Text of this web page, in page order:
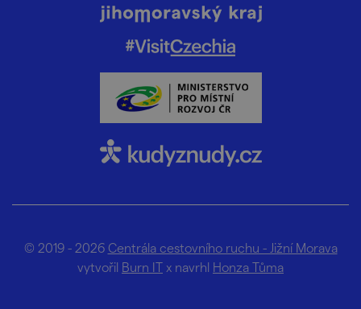
© 2019 - 2026 Centrála cestovního ruchu - Jižní Morava
vytvořil Burn IT x navrhl Honza Tůma